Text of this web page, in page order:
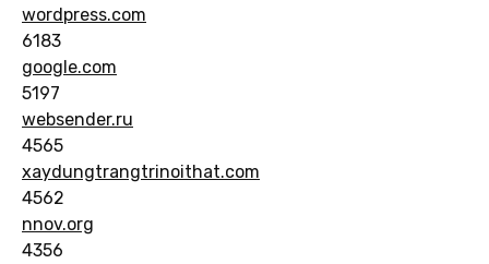
wordpress.com
6183
google.com
5197
websender.ru
4565
xaydungtrangtrinoithat.com
4562
nnov.org
4356